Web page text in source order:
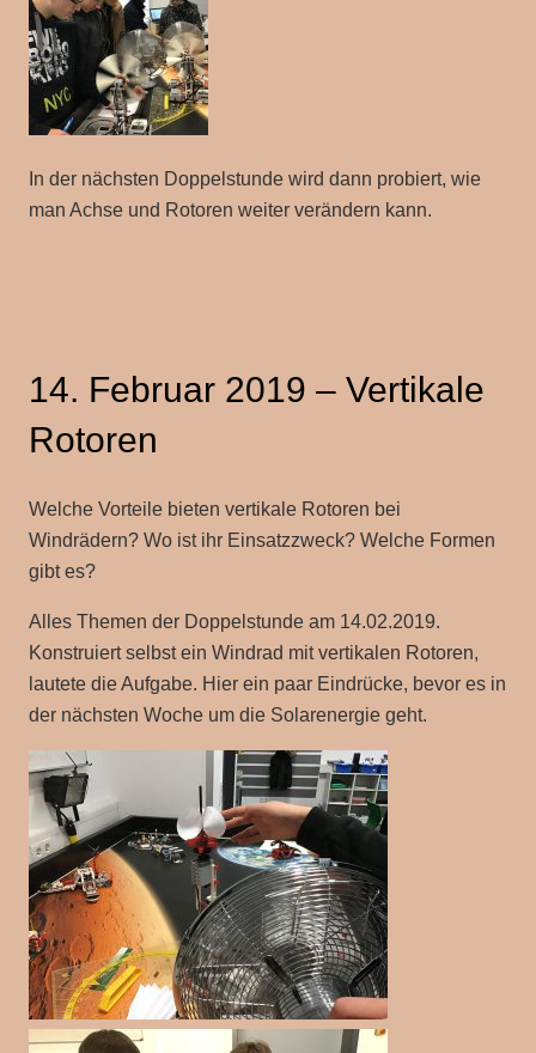
In der nächsten Doppelstunde wird dann probiert, wie
man Achse und Rotoren weiter verändern kann.
14. Februar 2019 – Vertikale
Rotoren
Welche Vorteile bieten vertikale Rotoren bei
Windrädern? Wo ist ihr Einsatzzweck? Welche Formen
gibt es?
Alles Themen der Doppelstunde am 14.02.2019.
Konstruiert selbst ein Windrad mit vertikalen Rotoren,
lautete die Aufgabe. Hier ein paar Eindrücke, bevor es in
der nächsten Woche um die Solarenergie geht.